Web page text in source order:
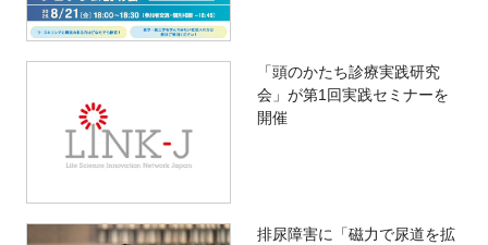
「頭のかたち診療実践研究
会」が第1回実践セミナーを
開催
排尿障害に「磁力で尿道を拡